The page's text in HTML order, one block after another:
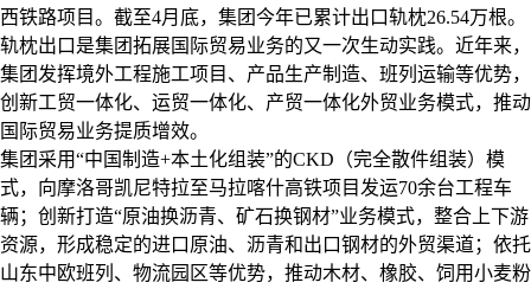
西铁路项目。截至4月底，集团今年已累计出口轨枕26.54万根。
轨枕出口是集团拓展国际贸易业务的又一次生动实践。近年来，
集团发挥境外工程施工项目、产品生产制造、班列运输等优势，
创新工贸一体化、运贸一体化、产贸一体化外贸业务模式，推动
国际贸易业务提质增效。
集团采用“中国制造+本土化组装”的CKD （完全散件组装）模
式，向摩洛哥凯尼特拉至马拉喀什高铁项目发运70余台工程车
辆；创新打造“原油换沥青、矿石换钢材”业务模式，整合上下游
资源，形成稳定的进口原油、沥青和出口钢材的外贸渠道；依托
山东中欧班列、物流园区等优势，推动木材、橡胶、饲用小麦粉